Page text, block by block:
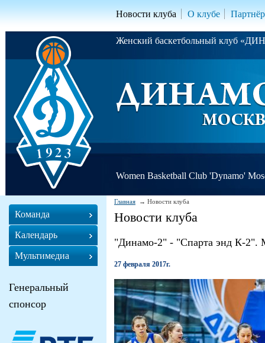
Новости клуба О клубе
Женский баскетбольный клуб
Women Basketball Club 'Dynamo'
Главная Новости клуба
Новости клуба
"Динамо-2" - "Спарта энд К-2".
27 февраля 2017г.
Команда
Календарь
Мультимедиа
Генеральный
спонсор